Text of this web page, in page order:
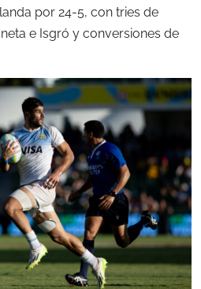
por 24-5, con tries de
e Isgró y conversiones de